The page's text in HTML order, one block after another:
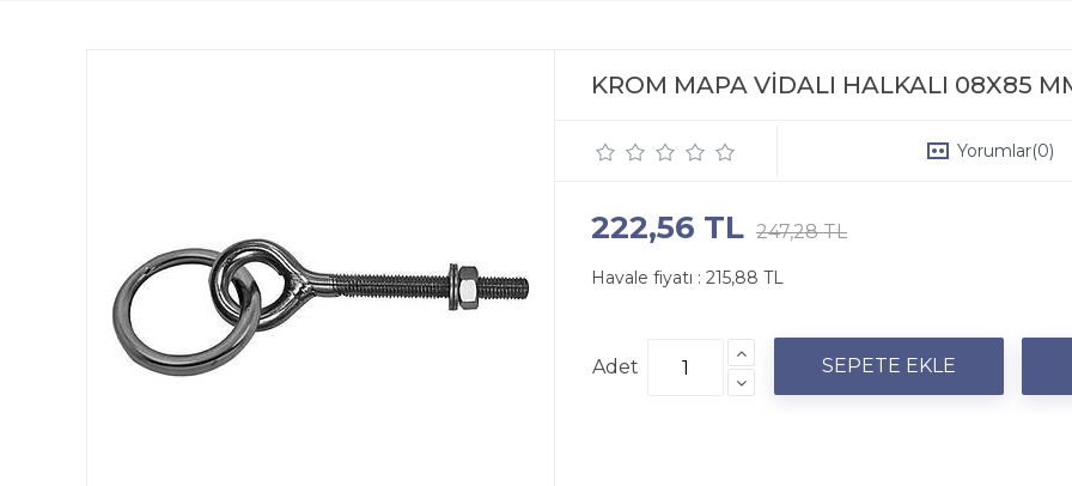
KROM MAPA VİDALI HALKALI 08X85
Yorumlar(0)
222,56 TL 247,28 TL
Havale fiyatı : 215,88 TL
Adet